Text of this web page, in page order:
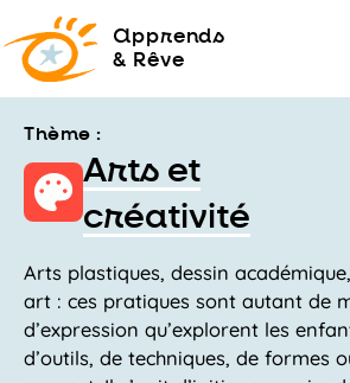
apprends
& Rêve
Thème :
Arts et
créativité
Arts plastiques, dessin
art : ces pratiques sont autant de
d’expression qu’explorent les
d’outils, de techniques, de formes